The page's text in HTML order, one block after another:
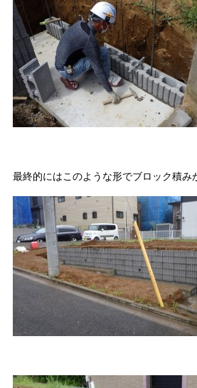
最終的にはこのような形でブロック積み